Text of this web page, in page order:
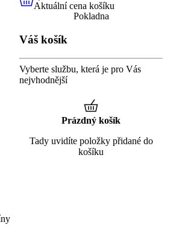
0,00 KčAktuální cena košíku
Aktuální cena košíku
Pokladna
Váš košík
Vyberte službu, která je pro Vás
nejvhodnější
Prázdný košík
Tady uvidíte položky přidané do
košíku